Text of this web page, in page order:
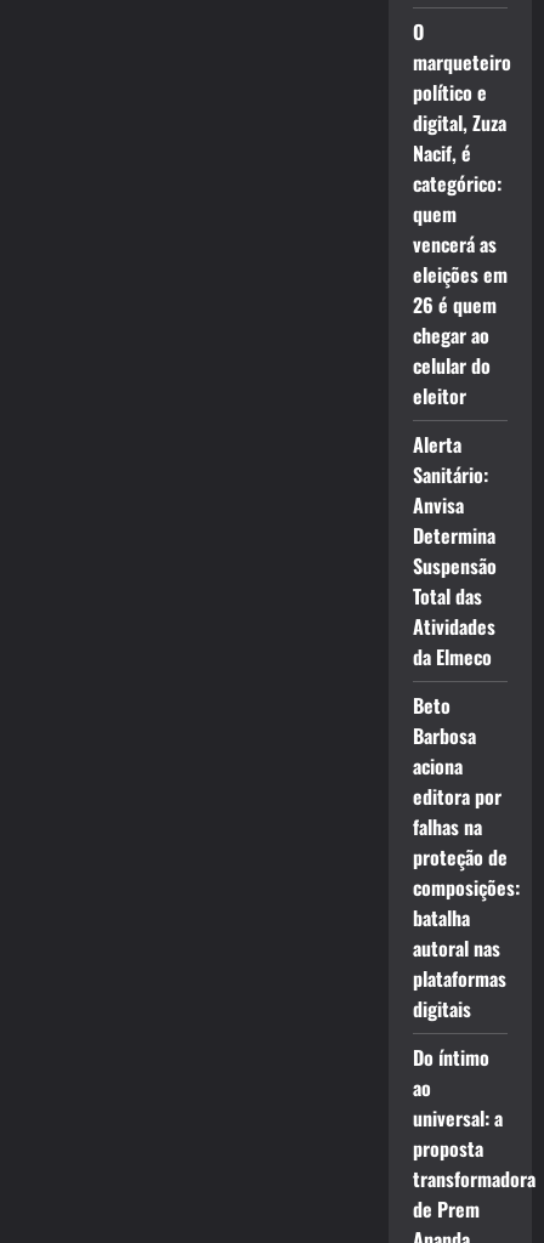
O
marqueteiro
político e
digital, Zuza
Nacif, é
categórico:
quem
vencerá as
eleições em
26 é quem
chegar ao
celular do
eleitor
Alerta
Sanitário:
Anvisa
Determina
Suspensão
Total das
Atividades
da Elmeco
Beto
Barbosa
aciona
editora por
falhas na
proteção de
composições:
batalha
autoral nas
plataformas
digitais
Do íntimo
ao
universal: a
proposta
transformadora
de Prem